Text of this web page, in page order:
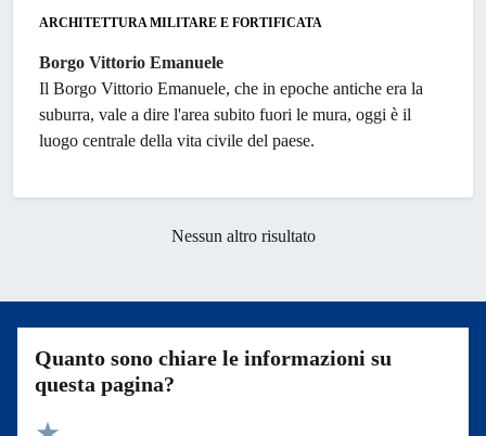
ARCHITETTURA MILITARE E FORTIFICATA
Borgo Vittorio Emanuele
Il Borgo Vittorio Emanuele, che in epoche antiche era la
suburra, vale a dire l'area subito fuori le mura, oggi è il
luogo centrale della vita civile del paese.
Nessun altro risultato
Quanto sono chiare le informazioni su
questa pagina?